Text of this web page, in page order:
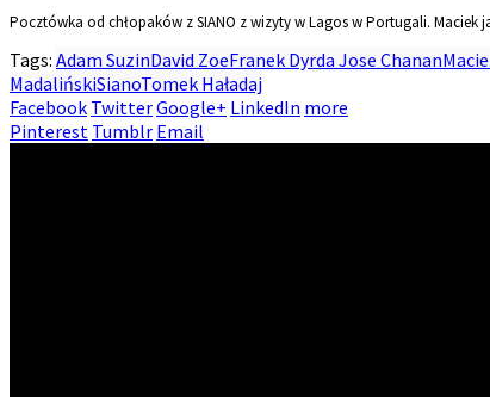
Pocztówka od chłopaków z SIANO z wizyty w Lagos w Portugali. Maciek
Tags: Adam SuzinDavid ZoeFranek Dyrda Jose Chanan
MadalińskiSianoTomek Haładaj
Facebook TwitterGoogle+ LinkedIn more
Pinterest Tumblr Email